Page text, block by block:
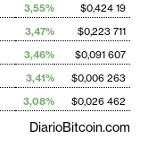
3,55%
$0,424 19
3,47%
$0,223 711
3,46%
$0,091 607
3,41%
$0,006 263
3,08% $0,026 462
DiarioBitcoin.com